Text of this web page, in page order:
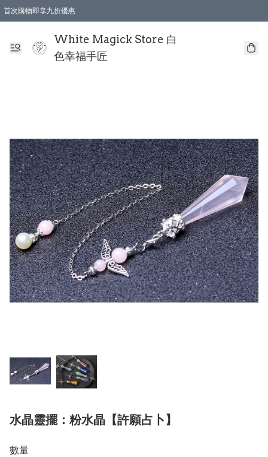
首次購物即享九折優惠
White Magick Store 白
色幸福手匠
水晶靈擺：粉水晶【許願占卜】
數量